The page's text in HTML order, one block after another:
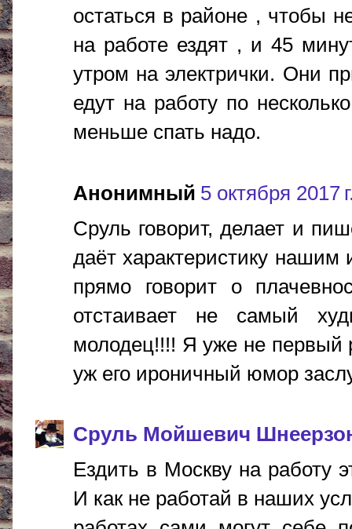
остаться в районе , чтобы
на работе ездят , и 45
утром на электрички. Они
едут на работу по
меньше спать надо.
Анонимный 5 октября 2017
Сруль говорит, делает и
даёт характеристику
прямо говорит о
отстаивает не самый
молодец!!!! Я уже не первый
уж его ироничный юмор
Сруль Мойшевич
Ездить в Москву на работу
И как не работай в наших